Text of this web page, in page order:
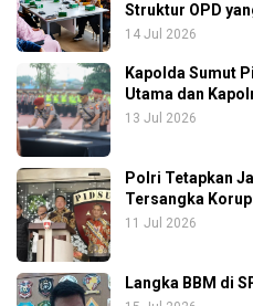
Struktur OPD
14 Jul 2026
Kapolda Sumut
Utama dan
13 Jul 2026
Polri Tetapkan
Tersangka
11 Jul 2026
Langka BBM di